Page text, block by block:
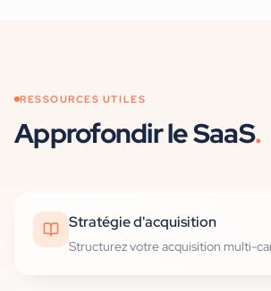
RESSOURCES UTILES
Approfondirle SaaS.
Stratégie d'acquisition
Structurez votre acquisition multi-